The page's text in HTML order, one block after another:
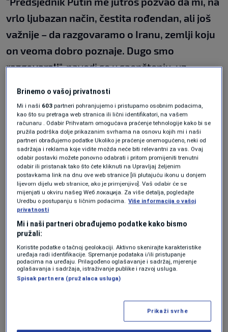
vrlo ljubazan način, čestita rođendan, ali još
važnije – da razgovaramo o Iranu, zemlji koju
on veoma dobro poznaje. Dugo smo
razgovarali", navodi se u saopštenju, uz
On smatra, kao i ja, da rat između Izraela i
Irana treba da se završi, na što sam mu
objasnio da i njegov rat treba da se završi ".
Dok Izrael napada, američki
zvaničnik govori: "Nadamo se da će
Iranci uskoro sjesti za pregovarački
sto"
Iran kaže da je požar u gasnoj
U međuvremenu Izrael izvodi napade, a
aktivirana je u Teheranu, Hormozganu,
Kermanshahu, Zapadnom Azerbejdžanu,
Brinemo o vašoj privatnosti
Mi i naši 603 partneri pohranjujemo i pristupamo osobnim podacima,
kao što su pretraga web stranica ili lični identifikatori, na vašem
računaru . Odabir Prihvatam omogućava praćenje tehnologije kako bi se
pružila podrška dolje prikazanim svrhama na osnovu kojih mi i naši
partneri obrađujemo podatke Ukoliko je praćenje onemogućeno, neki od
sadržaja i reklama koje vidite možda neće biti relevantni za vas. Ovaj
odabir postavki možete ponovno odabrati i pritom promijeniti trenutni
odabir ili pristanak tako što ćete kliknuti na Upravljaj željenim
postavkama link na dnu ove web stranice [ili plutajuću ikonu u donjem
lijevom dijelu web stranice, ako je primjenjivo]. Vaš odabir će se
mijenjati u okviru našeg Wеб локација. Za više detalja, pogledajte
Uredbu o postupanju s ličnim podacima. Više informacija o vašoj
privatnosti
Mi i naši partneri obrađujemo podatke kako bismo
pružali:
Koristite podatke o tačnoj geolokaciji. Aktivno skenirajte karakteristike
uređaja radi identifikacije. Spremanje podataka i/ili pristupanje
podacima na uređaju. Prilagođeno oglašavanje i sadržaj, mjerenje
oglašavanja i sadržaja, istraživanje publike i razvoj usluga.
Spisak partnera (pružalaca usluga)
Prikaži svrhe